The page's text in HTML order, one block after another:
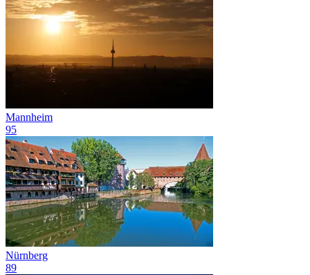
Mannheim
95
Nürnberg
89